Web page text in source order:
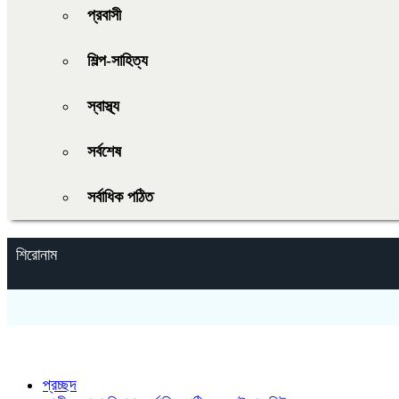
প্রবাসী
শিল্প-সাহিত্য
স্বাস্থ্য
সর্বশেষ
সর্বাধিক পঠিত
শিরোনাম
প্রচ্ছদ